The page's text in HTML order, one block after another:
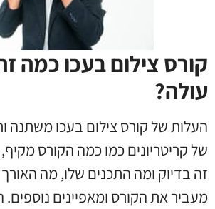
קורס צילום בעכו כמה
עולה?
העלות של קורס צילום בעכו משתנה
של קריטריונים כמו כמה הקורס
זה בדיוק ומה התכנים שלו, מה
מעביר את הקורס ומאפיינים נוספים.